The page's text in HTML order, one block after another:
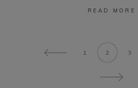
READ MORE
1 2 3